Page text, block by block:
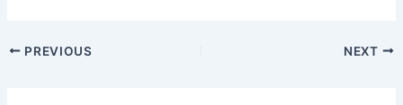
PREVIOUS NEXT